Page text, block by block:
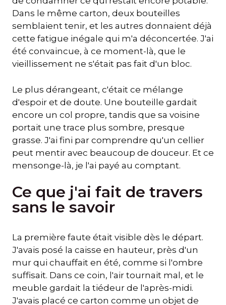
Dans le même carton, deux bouteilles
semblaient tenir, et les autres donnaient déjà
cette fatigue inégale qui m'a déconcertée. J'ai
été convaincue, à ce moment-là, que le
vieillissement ne s'était pas fait d'un bloc.
Le plus dérangeant, c'était ce mélange
d'espoir et de doute. Une bouteille gardait
encore un col propre, tandis que sa voisine
portait une trace plus sombre, presque
grasse. J'ai fini par comprendre qu'un cellier
peut mentir avec beaucoup de douceur. Et ce
mensonge-là, je l'ai payé au comptant.
Ce que j'ai fait de travers
sans le savoir
La première faute était visible dès le départ.
J'avais posé la caisse en hauteur, près d'un
mur qui chauffait en été, comme si l'ombre
suffisait. Dans ce coin, l'air tournait mal, et le
meuble gardait la tiédeur de l'après-midi.
J'avais placé ce carton comme un objet de